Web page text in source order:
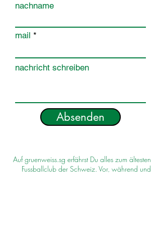
nachname
mail
nachricht schreiben
Absenden
Auf gruenweiss.sg erfährst Du alles zum ältesten
Fussballclub der Schweiz. Vor, während und